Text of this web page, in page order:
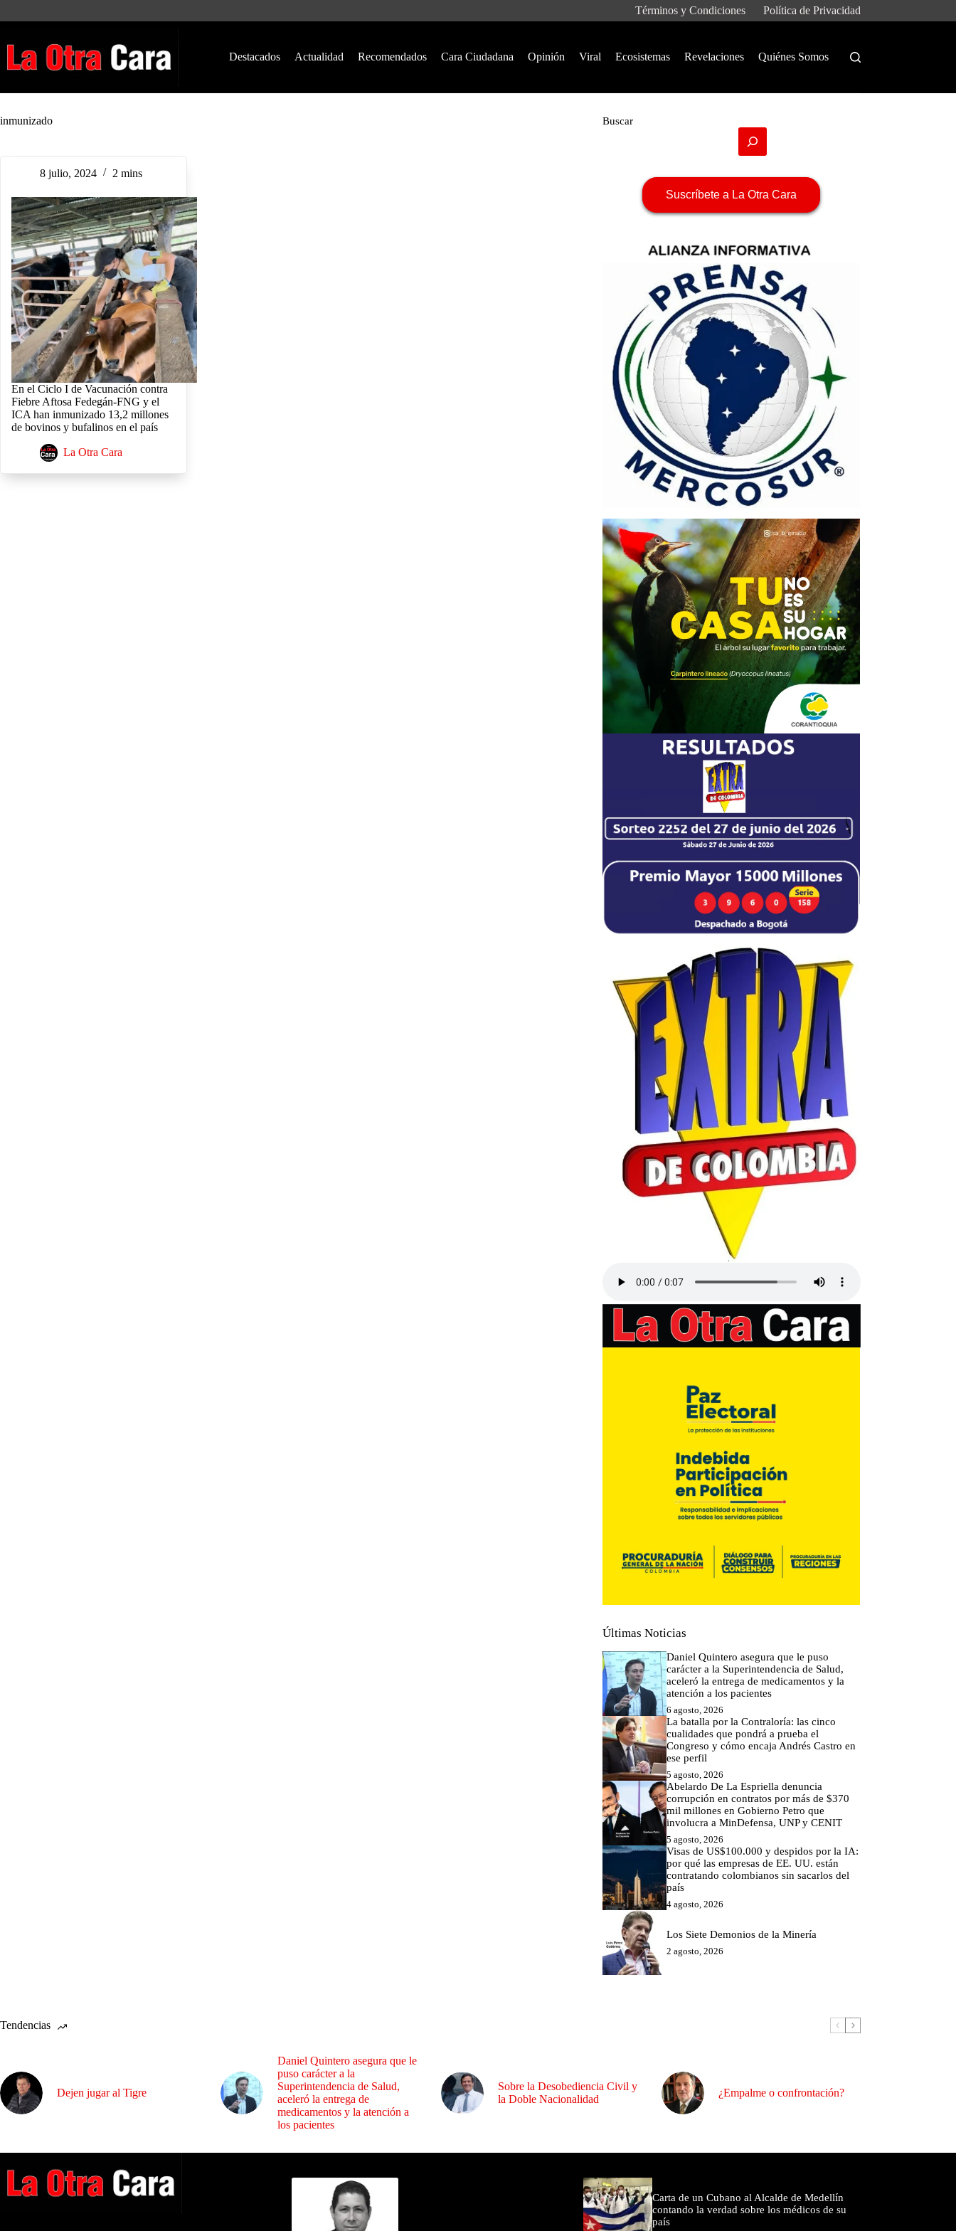
Términos y Condiciones Política de Privacidad
Destacados Actualidad Recomendados Cara Ciudadana Opinión Viral Ecosistemas Revelaciones Quiénes Somos
inmunizado
8 julio, 2024 2 mins
En el Ciclo I de Vacunación contra
Fiebre Aftosa Fedegán-FNG y el
ICA han inmunizado 13,2 millones
de bovinos y bufalinos en el país
La Otra Cara
Buscar
Suscríbete a La Otra Cara
Últimas Noticias
Daniel Quintero asegura que le puso
carácter a la Superintendencia de Salud,
aceleró la entrega de medicamentos y la
atención a los pacientes
6 agosto, 2026
La batalla por la Contraloría: las cinco
cualidades que pondrá a prueba el
Congreso y cómo encaja Andrés Castro en
ese perfil
5 agosto, 2026
Abelardo De La Espriella denuncia
corrupción en contratos por más de $370
mil millones en Gobierno Petro que
involucra a MinDefensa, UNP y CENIT
5 agosto, 2026
Visas de US$100.000 y despidos por la IA:
por qué las empresas de EE. UU. están
contratando colombianos sin sacarlos del
país
4 agosto, 2026
Los Siete Demonios de la Minería
2 agosto, 2026
Tendencias
Dejen jugar al Tigre
Daniel Quintero asegura que le
puso carácter a la
Superintendencia de Salud,
aceleró la entrega de
medicamentos y la atención a
los pacientes
Sobre la Desobediencia Civil y
la Doble Nacionalidad
¿Empalme o confrontación?
Carta de un Cubano al Alcalde de Medellín
contando la verdad sobre los médicos de su
país